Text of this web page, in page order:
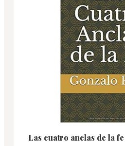
Las cuatro anclas de la fe